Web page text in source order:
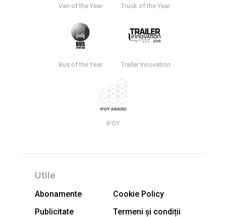
Van of the Year Truck of the Year
Bus of the Year Trailer Innovation
IFOY
Utile
Abonamente
Cookie Policy
Publicitate
Termeni și condiții